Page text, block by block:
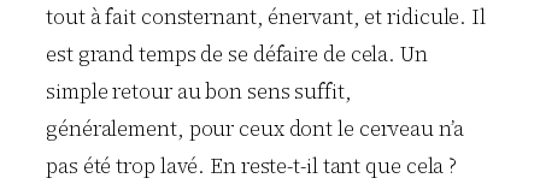
tout à fait consternant, énervant, et ridicule. Il
est grand temps de se défaire de cela. Un
simple retour au bon sens suffit,
généralement, pour ceux dont le cerveau n’a
pas été trop lavé. En reste-t-il tant que cela ?